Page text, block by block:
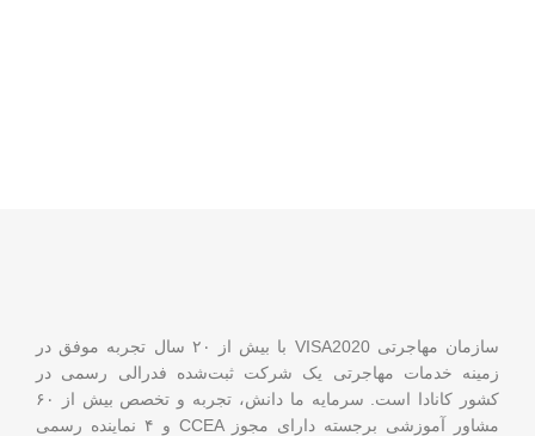
سازمان مهاجرتی VISA2020 با بیش از ۲۰ سال تجربه موفق در
زمینه خدمات مهاجرتی یک شرکت ثبت‌شده فدرالی رسمی در
کشور کانادا است. سرمایه ما دانش، تجربه و تخصص بیش از ۶۰
مشاور آموزشی برجسته دارای مجوز CCEA و ۴ نماینده رسمی